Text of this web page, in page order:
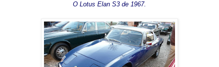
O Lotus Elan S3 de 1967.